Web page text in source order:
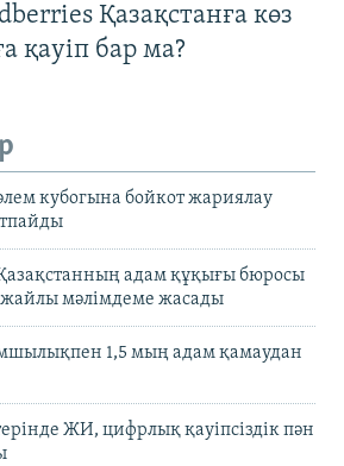
Қазақстанға көз
қауіп бар ма?
кубогына бойкот жариялау
адам құқығы бюросы
мәлімдеме жасады
1,5 мың адам қамаудан
ЖИ, цифрлық қауіпсіздік пән